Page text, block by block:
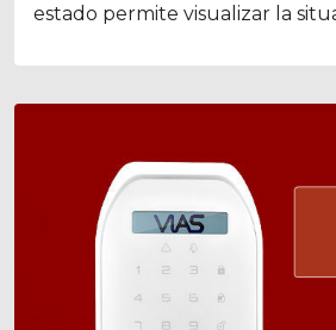
estado permite visualizar la